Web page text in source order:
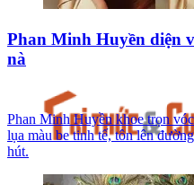
Phan Minh Huyền diện
nà
Phan Minh Huyền khoe trọn
lụa màu be tinh tế, tôn lên
hút.